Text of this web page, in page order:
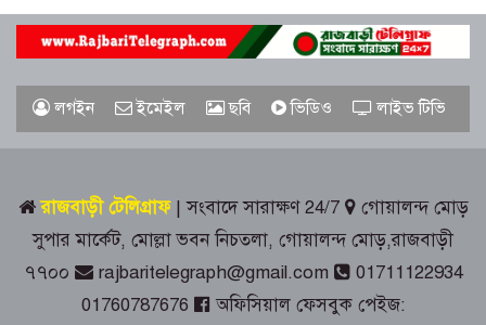
গোয়ালন্দে জুলাই গণঅভ্যুত্থান দিবস পালিত
রাজবাড়ীতে রেড ক্রিসেন্টের উদ্যোগে জুলাই-
আগস্ট গণঅভ্যুত্থান দিবস পালিত
প্রশাসনের শ্রদ্ধাঞ্জলি
গোয়ালন্দে ১৮০ পুরিয়া হেরোইনসহ ৮
মামলার আসামি রিনা গ্রেপ্তার
লগইন ইমেইল ছবি ভিডিও লাইভ টিভি
রাজবাড়ী টেলিগ্রাফ | সংবাদে সারাক্ষণ 24/7
গোয়ালন্দ মোড়
সুপার মার্কেট, মোল্লা ভবন নিচতলা, গোয়ালন্দ মোড়,রাজবাড়ী
৭৭০০
rajbaritelegraph@gmail.com
01711122934
01760787676
অফিসিয়াল ফেসবুক পেইজ: